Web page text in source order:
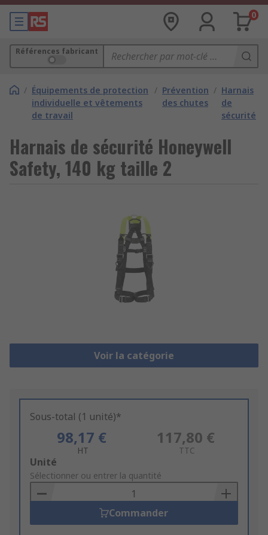
0
Références fabricant
/ Équipements de protection
individuelle et vêtements
de travail
/ Prévention
des chutes
/ Harnais
de
sécurité
Harnais de sécurité Honeywell
Safety, 140 kg taille 2
Voir la catégorie
Sous-total (1 unité)*
98,17 €
HT
117,80 €
TTC
Add
to
Basket
Unité
Sélectionner ou entrer la quantité
Commander